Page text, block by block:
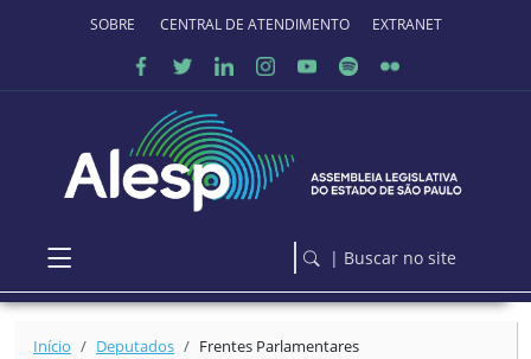
Ir para o conteúdo principal
SOBRE O PORTALCENTRAL DE ATENDIMENTO EXTRANET
| Buscar no site
Início Deputados Frentes Parlamentares